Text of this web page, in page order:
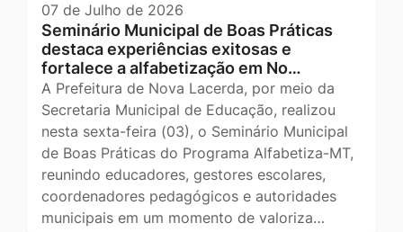
07 de Julho de 2026
Seminário Municipal de Boas Práticas
destaca experiências exitosas e
fortalece a alfabetização em No…
A Prefeitura de Nova Lacerda, por meio da
Secretaria Municipal de Educação, realizou
nesta sexta-feira (03), o Seminário Municipal
de Boas Práticas do Programa Alfabetiza-MT,
reunindo educadores, gestores escolares,
coordenadores pedagógicos e autoridades
municipais em um momento de valoriza…